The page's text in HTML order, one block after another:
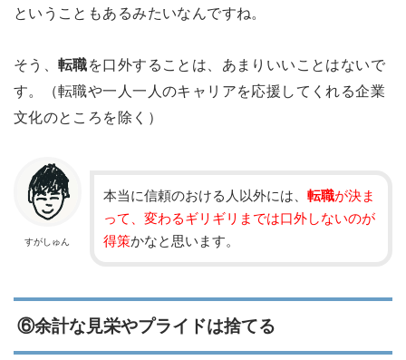
ということもあるみたいなんですね。
そう、転職を口外することは、あまりいいことはないで
す。（転職や一人一人のキャリアを応援してくれる企業
文化のところを除く）
すがしゅん
本当に信頼のおける人以外には、 転職が決ま
って、変わるギリギリまでは口外しないのが
得策かなと思います。
⑥余計な見栄やプライドは捨てる